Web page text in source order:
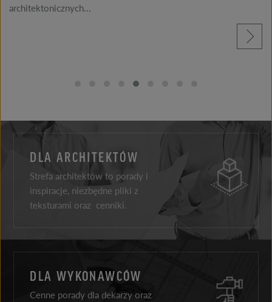
architektonicznych...
czytaj więcej
DLA ARCHITEKTÓW
Strefa architektów to porady i
inspiracje, niezbędne pliki z
teksturami oraz cenniki.
DLA WYKONAWCÓW
Cenne porady dla dekarzy oraz